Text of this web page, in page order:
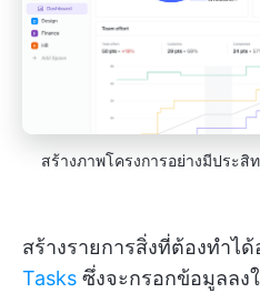
สร้างภาพโครงการอย่างมีประ
สร้างรายการสิ่งที่ต้องทำได้
Tasks ซึ่งจะกรอกข้อมูลล